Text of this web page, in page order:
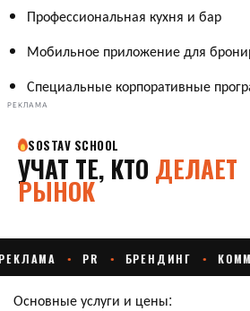
Профессиональная кухня и бар
Мобильное приложение для
Специальные корпоративные
РЕКЛАМА
Основные услуги и цены: